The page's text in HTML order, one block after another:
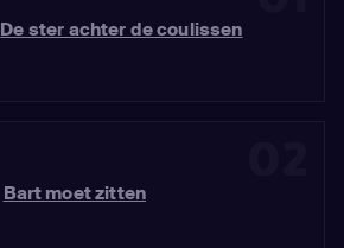
De ster achter de coulissen
Bart moet zitten